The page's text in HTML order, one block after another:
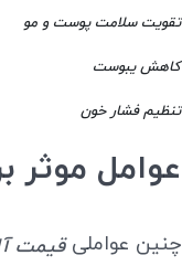
تقویت سلامت پوست و مو
کاهش یبوست
تنظیم فشار خون
عوامل
چنین عواملیقیمت